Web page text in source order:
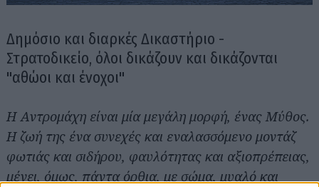
Δημόσιο και διαρκές Δικαστήριο -
Στρατοδικείο, όλοι δικάζουν και δικάζονται
"αθώοι και ένοχοι"
Η Αντρομάχη είναι μία μεγάλη μορφή, ένας Μύθος.
Η ζωή της ένα συνεχές και εναλασσόμενο μοντάζ
φωτιάς και σιδήρου, φαυλότητας και αξιοπρέπειας,
μένει, όμως, πάντα όρθια, με σώμα, μυαλό και